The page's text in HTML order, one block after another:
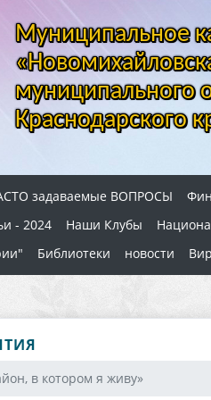
Муниципальное
муниципального
Краснодарского
задаваемые ВОПРОСЫ
- 2024 Наши Клубы
Библиотеки новости
в котором я живу»